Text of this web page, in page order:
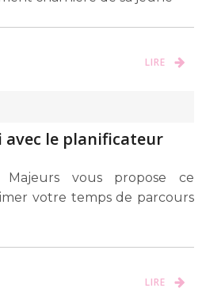
LIRE
avec le planificateur
vous propose ce
votre temps de parcours
LIRE